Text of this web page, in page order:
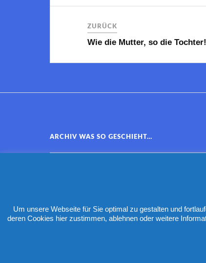
ZURÜCK
Wie die Mutter, so die Tochter!
ARCHIV WAS SO GESCHIEHT…
Um unsere Webseite für Sie optimal zu gestalten und
deren Cookies hier zustimmen, ablehnen oder weitere